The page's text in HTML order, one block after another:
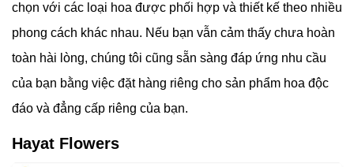
chọn với các loại hoa được phối hợp và thiết kế theo nhiều
phong cách khác nhau. Nếu bạn vẫn cảm thấy chưa hoàn
toàn hài lòng, chúng tôi cũng sẵn sàng đáp ứng nhu cầu
của bạn bằng việc đặt hàng riêng cho sản phẩm hoa độc
đáo và đẳng cấp riêng của bạn.
Hayat Flowers